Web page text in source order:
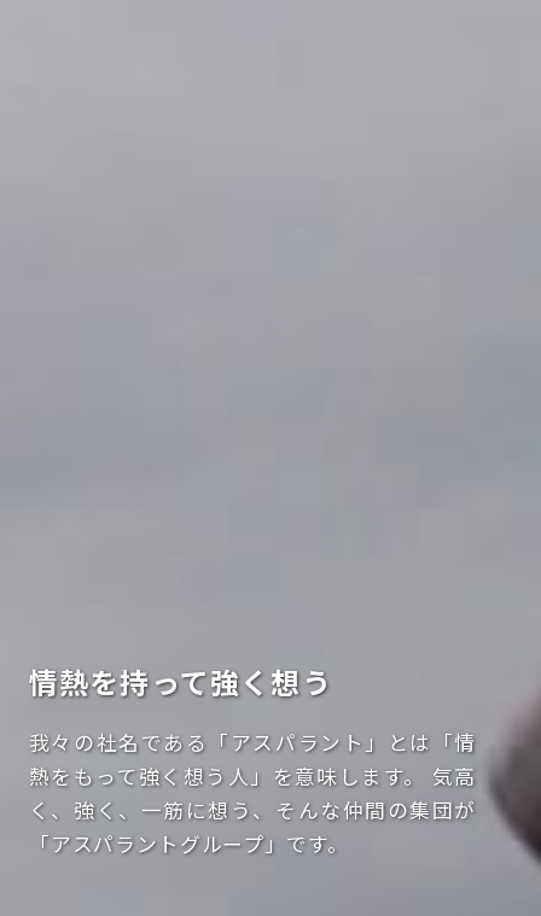
情熱を持って強く想う
我々の社名である「アスパラント」とは「情
熱をもって強く想う人」を意味します。
気高
く、強く、一筋に想う、そんな仲間の集団が
「アスパラントグループ」です。